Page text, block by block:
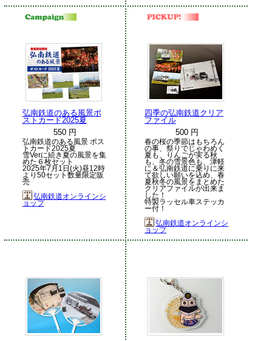
弘南鉄道のある風景ポ
ストカード2025夏
550 円
弘南鉄道のある風景 ポス
トカード2025夏
雪Verに続き夏の風景を集
めた６枚セット
2025年7月1日(火)昼12時
より50セット数量限定販
売
弘南鉄道オンラインシ
ョップ
四季の弘南鉄道クリア
ファイル
500 円
春の桜の季節はもちろん
の事、祭りでじゃわめく
夏も、りんごが実る秋
も、冬の雪景色も、津軽
に＆弘南鉄道に乗りに来
て欲しい願いを込め、春
夏秋冬の風景をまとめた
クリアファイルが出来ま
した！
特製ラッセル車ステッカ
ー付！
弘南鉄道オンラインシ
ョップ